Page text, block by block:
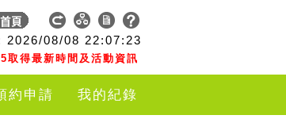
2026/08/08 22:07:23
取得最新時間及活動資訊
約申請 我的紀錄